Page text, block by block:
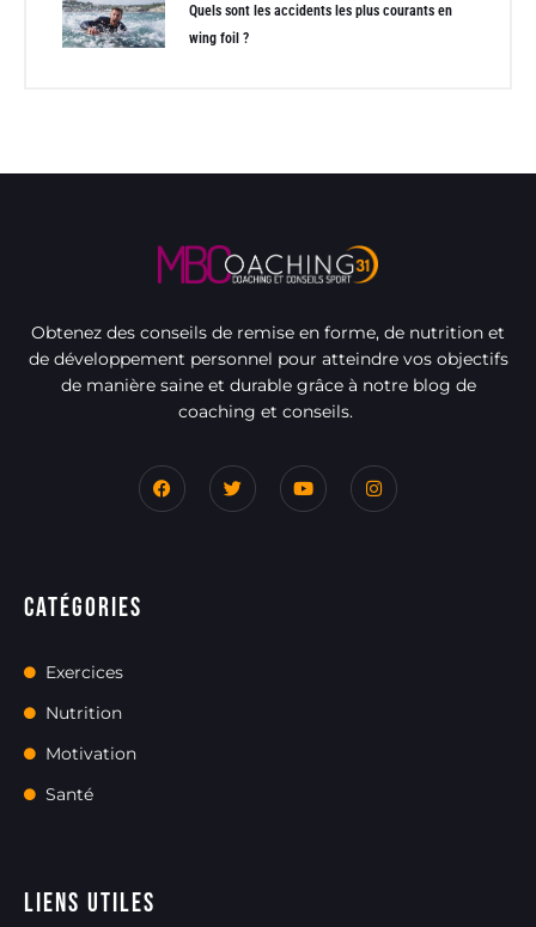
Quels sont les accidents les plus courants en
wing foil ?
Obtenez des conseils de remise en forme, de nutrition et
de développement personnel pour atteindre vos objectifs
de manière saine et durable grâce à notre blog de
coaching et conseils.
Catégories
Exercices
Nutrition
Motivation
Santé
Liens utiles